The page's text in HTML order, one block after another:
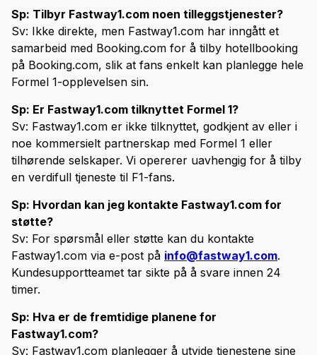
Sp: Tilbyr Fastway1.com noen tilleggstjenester?
Sv: Ikke direkte, men Fastway1.com har inngått et
samarbeid med Booking.com for å tilby hotellbooking
på Booking.com, slik at fans enkelt kan planlegge hele
Formel 1-opplevelsen sin.
Sp: Er Fastway1.com tilknyttet Formel 1?
Sv: Fastway1.com er ikke tilknyttet, godkjent av eller i
noe kommersielt partnerskap med Formel 1 eller
tilhørende selskaper. Vi opererer uavhengig for å tilby
en verdifull tjeneste til F1-fans.
Sp: Hvordan kan jeg kontakte Fastway1.com for
støtte?
Sv: For spørsmål eller støtte kan du kontakte
Fastway1.com via e-post på info@fastway1.com.
Kundesupportteamet tar sikte på å svare innen 24
timer.
Sp: Hva er de fremtidige planene for
Fastway1.com?
Sv: Fastway1.com planlegger å utvide tjenestene sine